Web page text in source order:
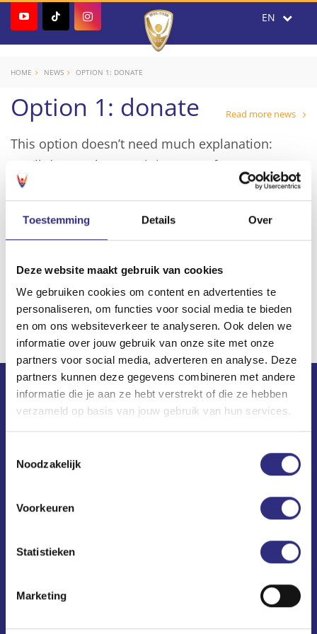
Toestemming Details Over
Deze website maakt gebruik van cookies
We gebruiken cookies om content en advertenties te
personaliseren, om functies voor social media te bieden
en om ons websiteverkeer te analyseren. Ook delen we
informatie over jouw gebruik van onze site met onze
partners voor social media, adverteren en analyse. Deze
partners kunnen deze gegevens combineren met andere
informatie die je aan ze hebt verstrekt of die ze hebben
verzameld op basis van jouw gebruik van hun services.
Noodzakelijk
Voorkeuren
Statistieken
Marketing
HOME NEWS OPTION 1: DONATE
Read more news
Option 1: donate
This option doesn’t need much explanation:
you’ll donate the remaining part of your
membership to USC. While we could use your
you to only choose this option if you can really
Contact
USC Universum
1098 XH Amsterdam
All USC locations
Newsletter